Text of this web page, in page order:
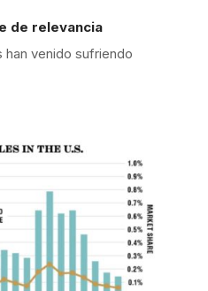
de relevancia
venido sufriendo